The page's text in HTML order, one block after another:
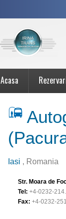
Acasa
Iasi , Romania
Str. Moara de
Tel: +4-0232-
Fax: +4-0232-